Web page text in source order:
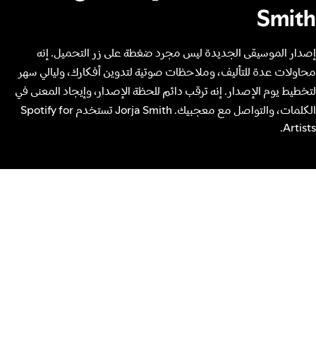
Smith
إصدار الموسيقى الجديدة ليس مجرد ضغطة على زر التحميل. إنه
محاولات عدة للتأليف، وملاحظات صوتية لتدوين أفكارك، وليالي سهر
لتخطيط يوم الإصدار. إنه ترقب دائم للحظة الإصدار، وإيجاد المعنى في
الكلمات، والتواصل مع معجبيك. Jorja Smith تستخدم Spotify for
Artists.